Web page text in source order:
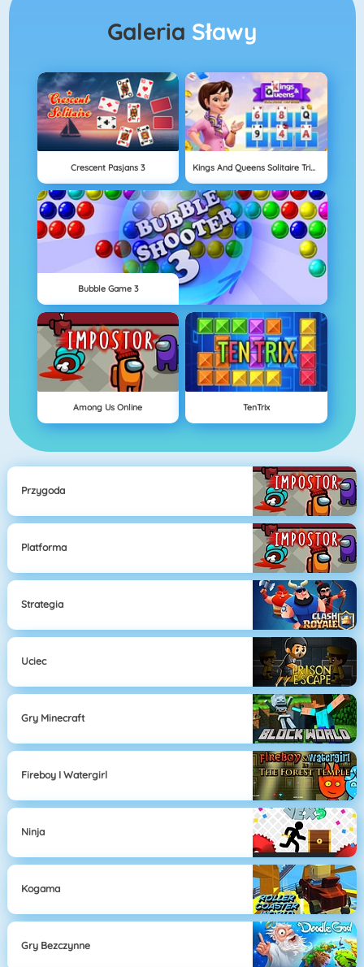
Galeria Sławy
Crescent Pasjans 3 Kings And Queens Solitaire Tripeaks
Bubble Game 3
Among Us Online TenTrix
Przygoda
Platforma
Strategia
Uciec
Gry Minecraft
Fireboy I Watergirl
Ninja
Kogama
Gry Bezczynne